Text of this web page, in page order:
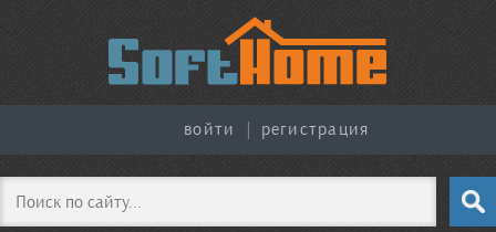
войти регистрация
Поиск